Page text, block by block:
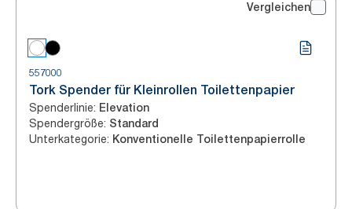
Vergleichen
557000
Tork Spender für Kleinrollen Toilettenpapier
Spenderlinie: Elevation
Spendergröße: Standard
Unterkategorie: Konventionelle Toilettenpapierrolle